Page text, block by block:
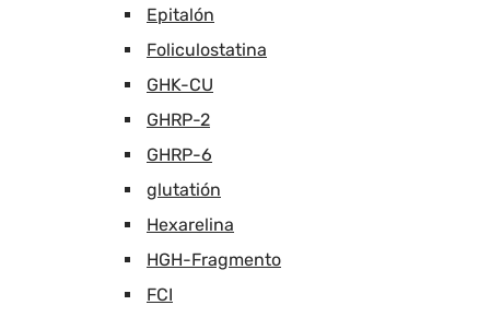
Epitalón
Foliculostatina
GHK-CU
GHRP-2
GHRP-6
glutatión
Hexarelina
HGH-Fragmento
FCI